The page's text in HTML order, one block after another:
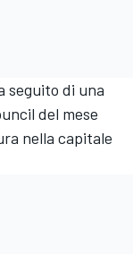
seguito di una
del mese
nella capitale